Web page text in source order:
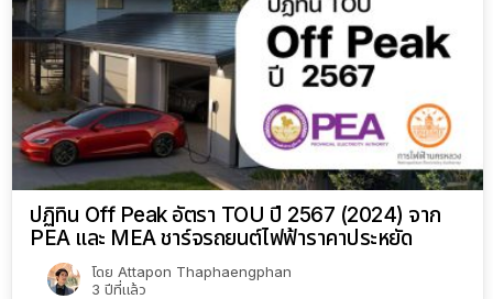
ปฏิทิน Off Peak อัตรา TOU ปี 2567 (2024) จาก
PEA และ MEA ชาร์จรถยนต์ไฟฟ้าราคาประหยัด
โดย Attapon Thaphaengphan
3 ปีที่แล้ว